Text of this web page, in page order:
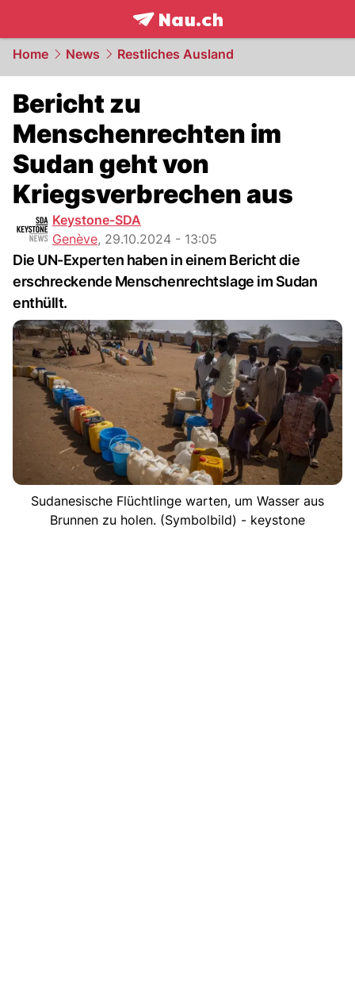
frontpage.NAU.ch
Home News Restliches Ausland
Bericht zu
Menschenrechten im
Sudan geht von
Kriegsverbrechen aus
Keystone-SDA
Genève, 29.10.2024 - 13:05
Die UN-Experten haben in einem Bericht die
erschreckende Menschenrechtslage im Sudan
enthüllt.
Sudanesische Flüchtlinge warten, um Wasser aus
Brunnen zu holen. (Symbolbild) - keystone